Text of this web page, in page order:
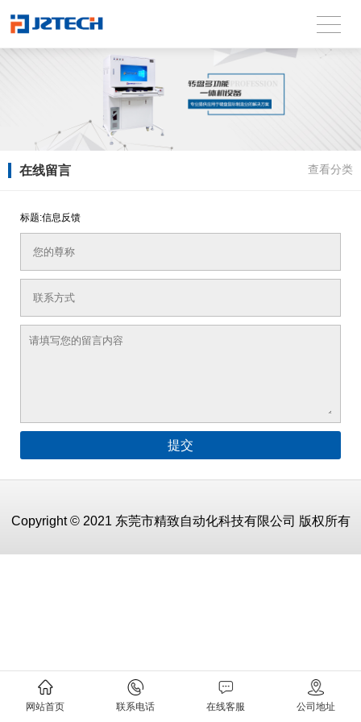
在线留言 查看分类
标题:信息反馈
网站首页 联系电话 在线客服 公司地址
Copyright © 2021 东莞市精致自动化科技有限公司 版权所有